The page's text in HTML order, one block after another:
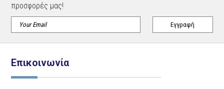
προσφορές μας!
Επικοινωνία